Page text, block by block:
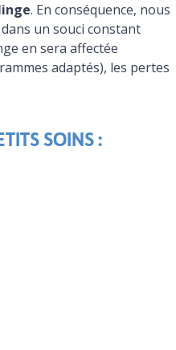
. En conséquence, nous
un souci constant
en sera affectée
adaptés), les pertes
SOINS :